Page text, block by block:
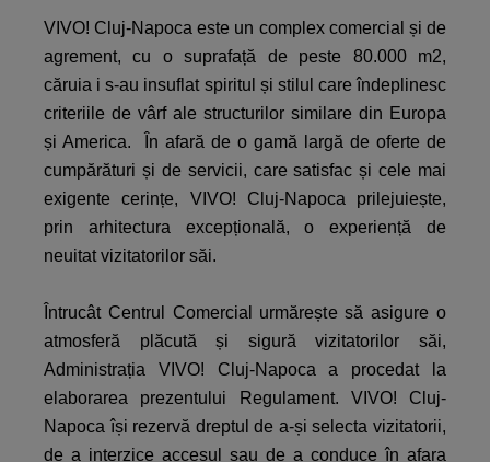
VIVO! Cluj-Napoca este un complex comercial și de
agrement, cu o suprafață de peste 80.000 m2,
căruia i s-au insuflat spiritul și stilul care îndeplinesc
criteriile de vârf ale structurilor similare din Europa
și America. În afară de o gamă largă de oferte de
cumpărături și de servicii, care satisfac și cele mai
exigente cerințe, VIVO! Cluj-Napoca prilejuiește,
prin arhitectura excepțională, o experiență de
neuitat vizitatorilor săi.
Întrucât Centrul Comercial urmărește să asigure o
atmosferă plăcută și sigură vizitatorilor săi,
Administrația VIVO! Cluj-Napoca a procedat la
elaborarea prezentului Regulament. VIVO! Cluj-
Napoca își rezervă dreptul de a-și selecta vizitatorii,
de a interzice accesul sau de a conduce în afara